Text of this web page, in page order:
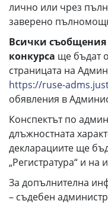
лично или чрез
заверено
Всички
конкурса ще бъдат
страницата на
https://ruse-
обявления в
Конспектът по
длъжностната
декларациите ще
„Регистратура“ и на
За допълнителна
– съдебен